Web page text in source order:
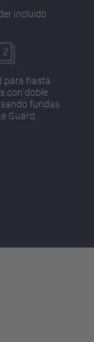
incluido
para hasta
con doble
fundas
Guard.